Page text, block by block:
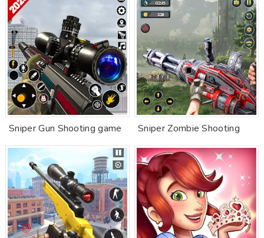
Sniper Gun Shooting game Sniper Zombie Shooting